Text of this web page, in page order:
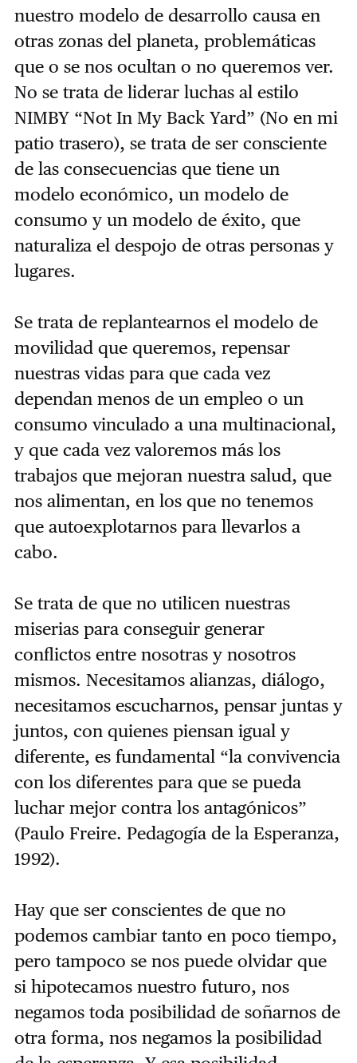
nuestro modelo de desarrollo causa en
otras zonas del planeta, problemáticas
que o se nos ocultan o no queremos ver.
No se trata de liderar luchas al estilo
NIMBY “Not In My Back Yard” (No en mi
patio trasero), se trata de ser consciente
de las consecuencias que tiene un
modelo económico, un modelo de
consumo y un modelo de éxito, que
naturaliza el despojo de otras personas y
lugares.
Se trata de replantearnos el modelo de
movilidad que queremos, repensar
nuestras vidas para que cada vez
dependan menos de un empleo o un
consumo vinculado a una multinacional,
y que cada vez valoremos más los
trabajos que mejoran nuestra salud, que
nos alimentan, en los que no tenemos
que autoexplotarnos para llevarlos a
cabo.
Se trata de que no utilicen nuestras
miserias para conseguir generar
conflictos entre nosotras y nosotros
mismos. Necesitamos alianzas, diálogo,
necesitamos escucharnos, pensar juntas y
juntos, con quienes piensan igual y
diferente, es fundamental “la convivencia
con los diferentes para que se pueda
luchar mejor contra los antagónicos”
(Paulo Freire. Pedagogía de la Esperanza,
1992).
Hay que ser conscientes de que no
podemos cambiar tanto en poco tiempo,
pero tampoco se nos puede olvidar que
si hipotecamos nuestro futuro, nos
negamos toda posibilidad de soñarnos de
otra forma, nos negamos la posibilidad